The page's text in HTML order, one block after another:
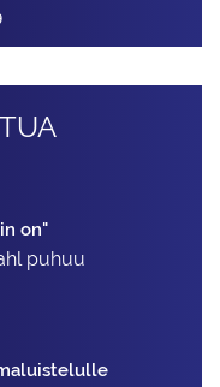
on"
puhuu